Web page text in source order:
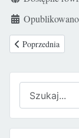
Poprzednia
Poprzednia